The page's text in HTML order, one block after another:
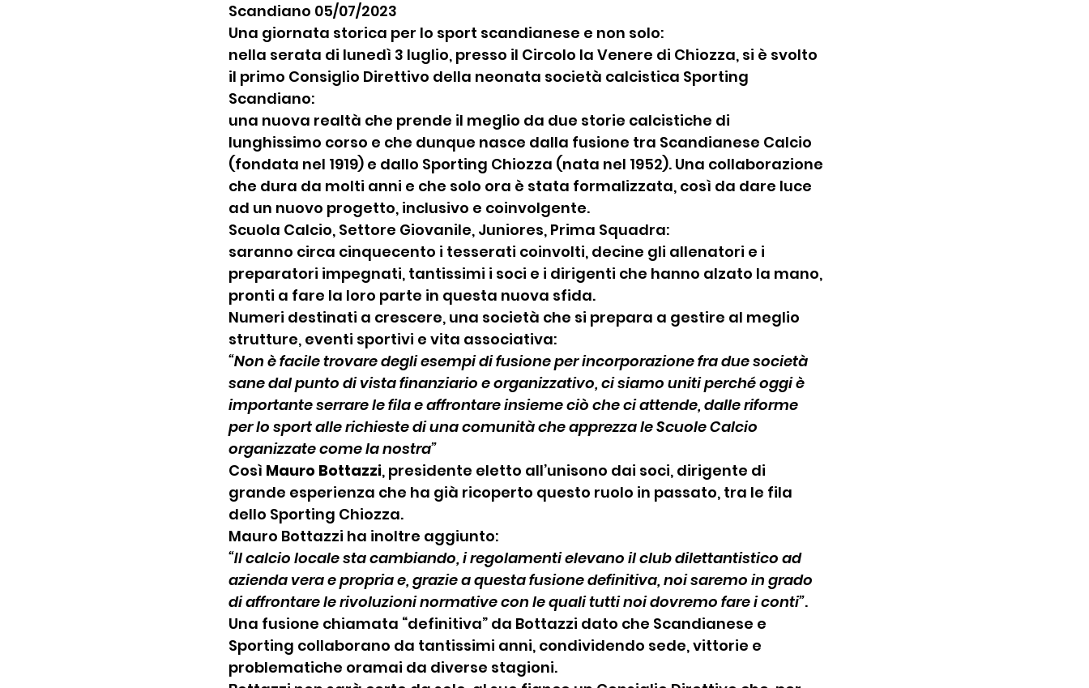
Scandiano 05/07/2023
Una giornata storica per lo sport scandianese e non solo:
nella serata di lunedì 3 luglio, presso il Circolo la Venere di Chiozza, si è svolto
il primo Consiglio Direttivo della neonata società calcistica Sporting
Scandiano:
una nuova realtà che prende il meglio da due storie calcistiche di
lunghissimo corso e che dunque nasce dalla fusione tra Scandianese Calcio
(fondata nel 1919) e dallo Sporting Chiozza (nata nel 1952). Una collaborazione
che dura da molti anni e che solo ora è stata formalizzata, così da dare luce
ad un nuovo progetto, inclusivo e coinvolgente.
Scuola Calcio, Settore Giovanile, Juniores, Prima Squadra:
saranno circa cinquecento i tesserati coinvolti, decine gli allenatori e i
preparatori impegnati, tantissimi i soci e i dirigenti che hanno alzato la mano,
pronti a fare la loro parte in questa nuova sfida.
Numeri destinati a crescere, una società che si prepara a gestire al meglio
strutture, eventi sportivi e vita associativa:
“Non è facile trovare degli esempi di fusione per incorporazione fra due società
sane dal punto di vista finanziario e organizzativo, ci siamo uniti perché oggi è
importante serrare le fila e affrontare insieme ciò che ci attende, dalle riforme
per lo sport alle richieste di una comunità che apprezza le Scuole Calcio
organizzate come la nostra”
Così Mauro Bottazzi, presidente eletto all’unisono dai soci, dirigente di
grande esperienza che ha già ricoperto questo ruolo in passato, tra le fila
dello Sporting Chiozza.
Mauro Bottazzi ha inoltre aggiunto:
“Il calcio locale sta cambiando, i regolamenti elevano il club dilettantistico ad
azienda vera e propria e, grazie a questa fusione definitiva, noi saremo in grado
di affrontare le rivoluzioni normative con le quali tutti noi dovremo fare i conti”.
Una fusione chiamata “definitiva” da Bottazzi dato che Scandianese e
Sporting collaborano da tantissimi anni, condividendo sede, vittorie e
problematiche oramai da diverse stagioni.